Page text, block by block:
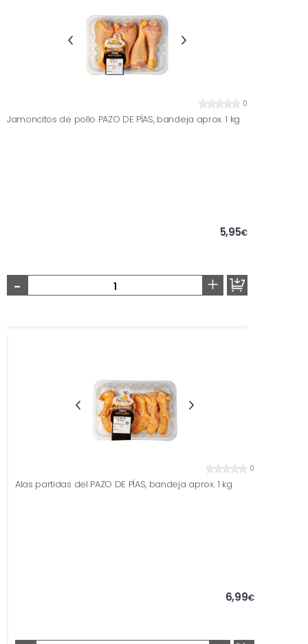
0
Jamoncitos de pollo PAZO DE PÍAS, bandeja aprox. 1 kg
5,95€
- +
0
Alas partidas del PAZO DE PÍAS, bandeja aprox. 1 kg
6,99€